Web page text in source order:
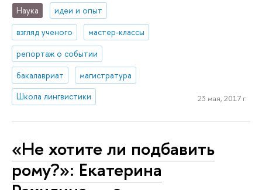
Наука
идеи и опыт
взгляд ученого
мастер-классы
репортаж о событии
бакалавриат
магистратура
Школа лингвистики
23 мая, 2017 г.
«Не хотите ли подбавить
рому?»: Екатерина